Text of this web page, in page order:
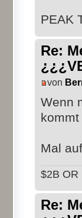
PEAK
Re:
von
Wenn
Mal
$2B OR
Re: